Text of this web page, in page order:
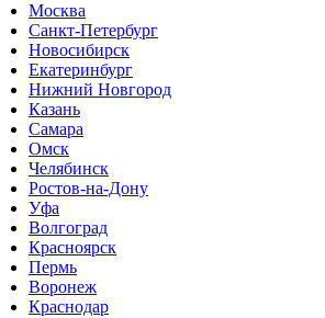
Москва
Санкт-Петербург
Новосибирск
Екатеринбург
Нижний Новгород
Казань
Самара
Омск
Челябинск
Ростов-на-Дону
Уфа
Волгоград
Красноярск
Пермь
Воронеж
Краснодар